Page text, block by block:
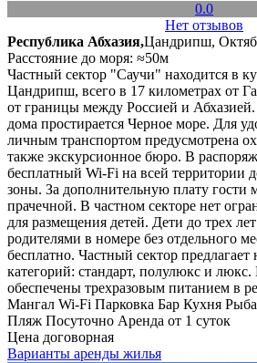
0.0
Нет отзывов
Республика Абхазия,Цандрипш,
Расстояние до моря: ≈50м
Частный сектор "Саучи" находится в
Цандрипш, всего в 17 километрах от
от границы между Россией и
дома простирается Черное море. Для
личным транспортом предусмотрена
также экскурсионное бюро. В
бесплатный Wi-Fi на всей территории
зоны. За дополнительную плату гости
прачечной. В частном секторе нет
для размещения детей. Дети до трех
родителями в номере без отдельного
бесплатно. Частный сектор
категорий: стандарт, полулюкс и
обеспечены трехразовым питанием в
Мангал Wi-Fi Парковка Бар Кухня
Пляж Посуточно Аренда от 1 суток
Цена договорная
Варианты аренды жилья